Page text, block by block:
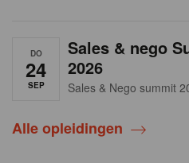
DO
24
SEP
Sales & nego
2026
Sales & Nego summit
Alle opleidingen